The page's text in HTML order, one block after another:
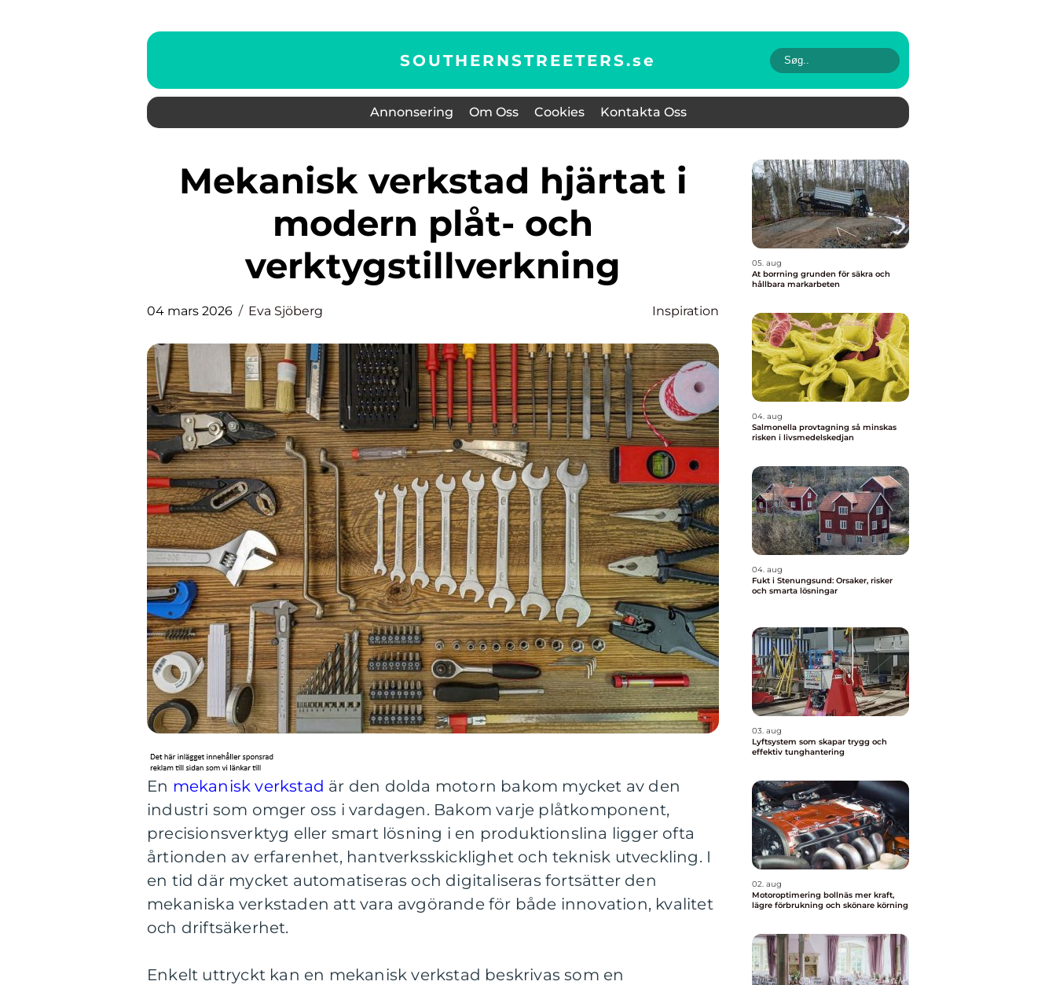
SOUTHERNSTREETERS.se
Annonsering Om Oss Cookies Kontakta Oss
Mekanisk verkstad hjärtat i
modern plåt- och
verktygstillverkning
04 mars 2026 Eva Sjöberg Inspiration
En mekanisk verkstad är den dolda motorn bakom mycket av den
industri som omger oss i vardagen. Bakom varje plåtkomponent,
precisionsverktyg eller smart lösning i en produktionslina ligger ofta
årtionden av erfarenhet, hantverksskicklighet och teknisk utveckling. I
en tid där mycket automatiseras och digitaliseras fortsätter den
mekaniska verkstaden att vara avgörande för både innovation, kvalitet
och driftsäkerhet.
Enkelt uttryckt kan en mekanisk verkstad beskrivas som en
05. aug
At borrning grunden för säkra och
hållbara markarbeten
04. aug
Salmonella provtagning så minskas
risken i livsmedelskedjan
04. aug
Fukt i Stenungsund: Orsaker, risker
och smarta lösningar
03. aug
Lyftsystem som skapar trygg och
effektiv tunghantering
02. aug
Motoroptimering bollnäs mer kraft,
lägre förbrukning och skönare körning